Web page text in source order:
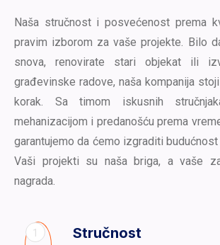
Naša stručnost i posvećenost prema
pravim izborom za vaše projekte. Bilo
snova, renovirate stari objekat ili
građevinske radove, naša kompanija
korak. Sa timom iskusnih
mehanizacijom i predanošću prema
garantujemo da ćemo izgraditi budućnost
Vaši projekti su naša briga, a vaše
nagrada.
1 Stručnost